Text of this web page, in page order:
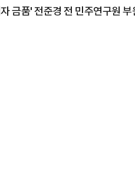
금품' 전준경 전 민주연구원